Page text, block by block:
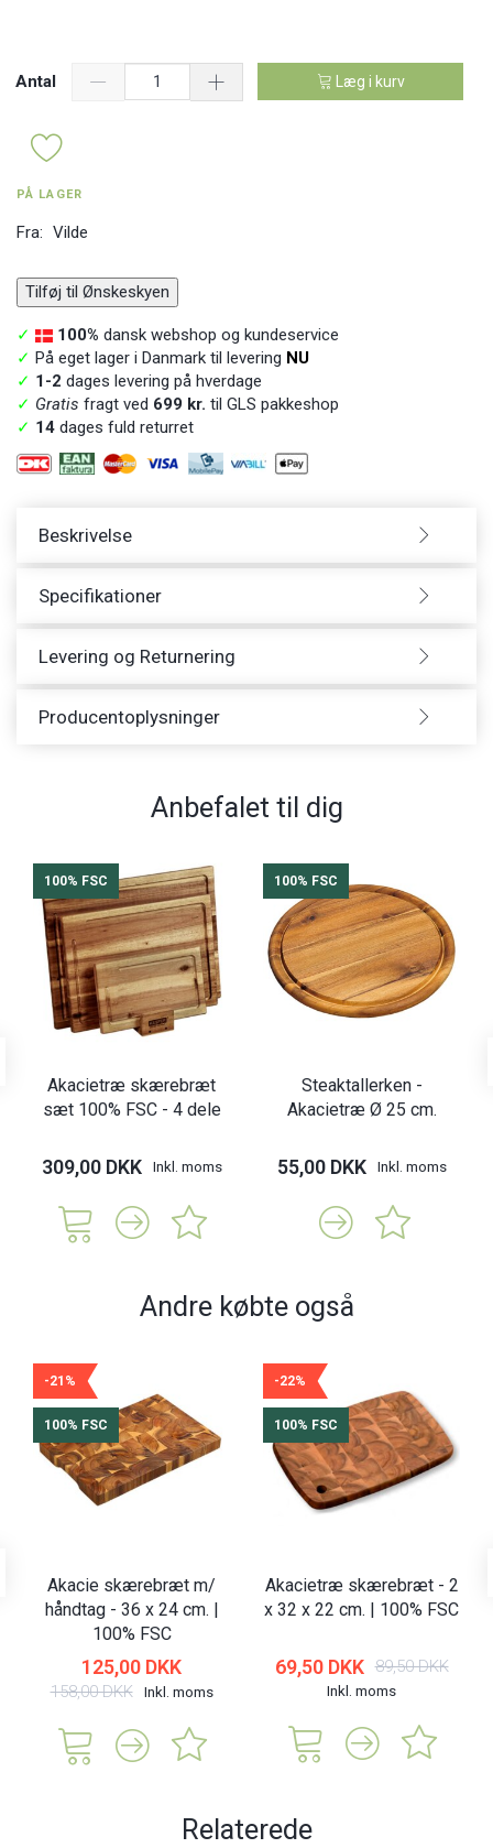
Antal Læg i kurv
PÅ LAGER
Fra: Vilde
Tilføj til Ønskeskyen
✓ 100% dansk webshop og kundeservice
✓ På eget lager i Danmark til levering NU
✓ 1-2 dages levering på hverdage
✓ Gratis fragt ved 699 kr. til GLS pakkeshop
✓ 14 dages fuld returret
Beskrivelse
Specifikationer
Levering og Returnering
Producentoplysninger
Anbefalet til dig
100% FSC
Akacietræ skærebræt
sæt 100% FSC - 4 dele
309,00 DKK Inkl. moms
100% FSC
Steaktallerken -
Akacietræ Ø 25 cm.
55,00 DKK Inkl. moms
Andre købte også
-21%
100% FSC
Akacie skærebræt m/
håndtag - 36 x 24 cm. |
100% FSC
125,00 DKK
158,00 DKK Inkl. moms
-22%
100% FSC
Akacietræ skærebræt - 2
x 32 x 22 cm. | 100% FSC
69,50 DKK 89,50 DKK
Inkl. moms
Relaterede